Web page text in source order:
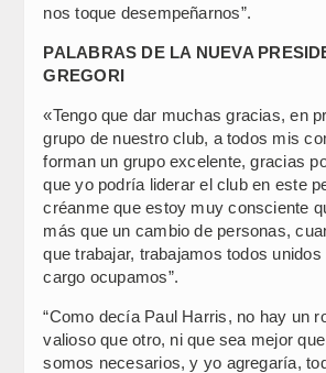
nos toque desempeñarnos”.
PALABRAS DE LA NUEVA
GREGORI
«Tengo que dar muchas gracias, en
grupo de nuestro club, a todos mis
forman un grupo excelente, gracias
que yo podría liderar el club en este
créanme que estoy muy consciente
más que un cambio de personas,
que trabajar, trabajamos todos
cargo ocupamos”.
“Como decía Paul Harris, no hay un
valioso que otro, ni que sea mejor
somos necesarios, y yo agregaría,